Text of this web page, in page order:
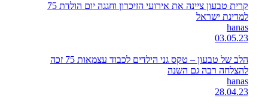
קרית טבעון ציינה את אירועי הזיכרון וחגגה יום הולדת 75
למדינת ישראל
hanas
03.05.23
הלב של טבעון – טקס גני הילדים לכבוד עצמאות 75 זכה
להצלחה רבה גם השנה
hanas
28.04.23